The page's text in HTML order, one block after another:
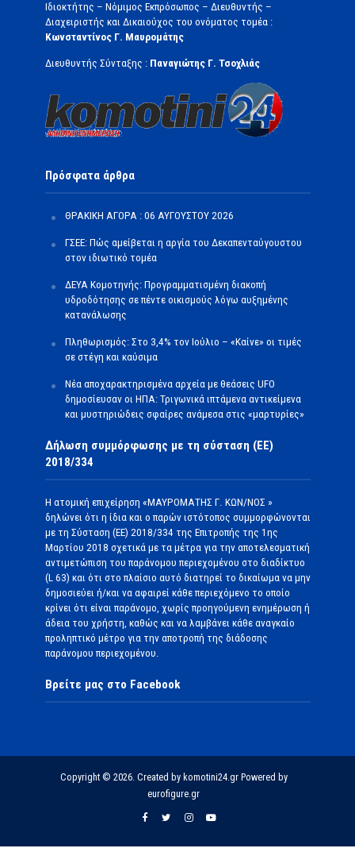
Ιδιοκτήτης – Νόμιμος Εκπρόσωπος – Διευθυντής –
Διαχειριστής και Δικαιούχος του ονόματος τομέα :
Κωνσταντίνος Γ. Μαυρομάτης
Διευθυντής Σύνταξης : Παναγιώτης Γ. Τσοχλιάς
Πρόσφατα άρθρα
ΘΡΑΚΙΚΗ ΑΓΟΡΑ : 06 ΑΥΓΟΥΣΤΟΥ 2026
ΓΣΕΕ: Πώς αμείβεται η αργία του Δεκαπενταύγουστου
στον ιδιωτικό τομέα
ΔΕΥΑ Κομοτηνής: Προγραμματισμένη διακοπή
υδροδότησης σε πέντε οικισμούς λόγω αυξημένης
κατανάλωσης
Πληθωρισμός: Στο 3,4% τον Ιούλιο – «Καίνε» οι τιμές
σε στέγη και καύσιμα
Νέα αποχαρακτηρισμένα αρχεία με θεάσεις UFO
δημοσίευσαν οι ΗΠΑ: Τριγωνικά ιπτάμενα αντικείμενα
και μυστηριώδεις σφαίρες ανάμεσα στις «μαρτυρίες»
Δήλωση συμμόρφωσης με τη σύσταση (ΕΕ)
2018/334
Η ατομική επιχείρηση «ΜΑΥΡΟΜΑΤΗΣ Γ. ΚΩΝ/ΝΟΣ »
δηλώνει ότι η ίδια και ο παρών ιστότοπος συμμορφώνονται
με τη Σύσταση (ΕΕ) 2018/334 της Επιτροπής της 1ης
Μαρτίου 2018 σχετικά με τα μέτρα για την αποτελεσματική
αντιμετώπιση του παράνομου περιεχομένου στο διαδίκτυο
(L 63) και ότι στο πλαίσιο αυτό διατηρεί το δικαίωμα να μην
δημοσιεύει ή/και να αφαιρεί κάθε περιεχόμενο το οποίο
κρίνει ότι είναι παράνομο, χωρίς προηγούμενη ενημέρωση ή
άδεια του χρήστη, καθώς και να λαμβάνει κάθε αναγκαίο
προληπτικό μέτρο για την αποτροπή της διάδοσης
παράνομου περιεχομένου.
Βρείτε μας στο Facebook
Copyright © 2026. Created by komotini24.gr Powered by
eurofigure.gr